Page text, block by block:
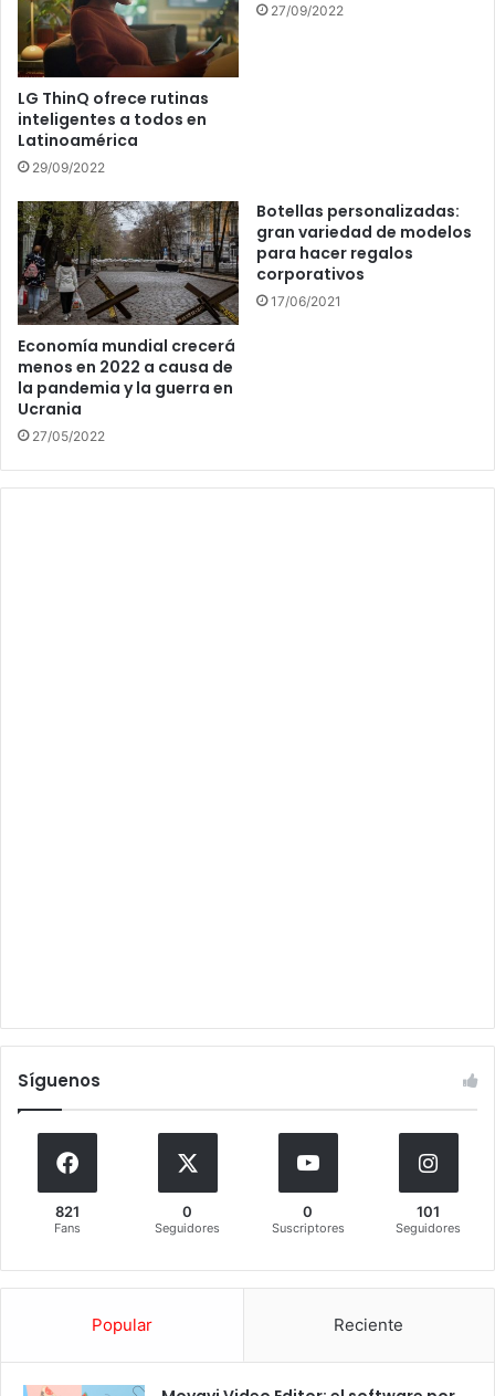
LG ThinQ ofrece rutinas
inteligentes a todos en
Latinoamérica
29/09/2022
27/09/2022
Economía mundial crecerá
menos en 2022 a causa de
la pandemia y la guerra en
Ucrania
27/05/2022
Botellas personalizadas:
gran variedad de modelos
para hacer regalos
corporativos
17/06/2021
Síguenos
821
Fans
0
Seguidores
0
Suscriptores
101
Seguidores
Popular Reciente